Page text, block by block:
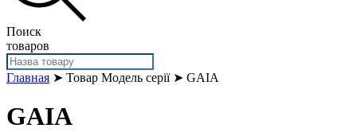
Поиск
товаров
Главная ➤ Товар Модель серії ➤ GAIA
GAIA